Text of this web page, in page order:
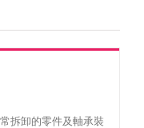
拆卸的零件及軸承裝